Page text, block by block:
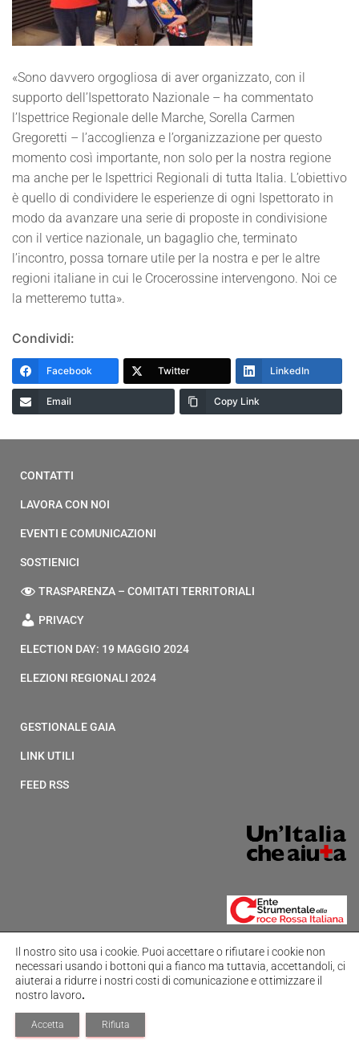
«Sono davvero orgogliosa di aver organizzato, con il
supporto dell’Ispettorato Nazionale – ha commentato
l’Ispettrice Regionale delle Marche, Sorella Carmen
Gregoretti – l’accoglienza e l’organizzazione per questo
momento così importante, non solo per la nostra regione
ma anche per le Ispettrici Regionali di tutta Italia. L’obiettivo
è quello di condividere le esperienze di ogni Ispettorato in
modo da avanzare una serie di proposte in condivisione
con il vertice nazionale, un bagaglio che, terminato
l’incontro, possa tornare utile per la nostra e per le altre
regioni italiane in cui le Crocerossine intervengono. Noi ce
la metteremo tutta».
Condividi:
Facebook Twitter LinkedIn
Email Copy Link
CONTATTI
LAVORA CON NOI
EVENTI E COMUNICAZIONI
SOSTIENICI
TRASPARENZA – COMITATI TERRITORIALI
PRIVACY
ELECTION DAY: 19 MAGGIO 2024
ELEZIONI REGIONALI 2024
GESTIONALE GAIA
LINK UTILI
FEED RSS
800-065510
Hestia | Sviluppato da
Il nostro sito usa i cookie. Puoi accettare o rifiutare i cookie non
necessari usando i bottoni qui a fianco ma tuttavia, accettandoli, ci
aiuterai a ridurre i nostri costi di comunicazione e ottimizzare il
nostro lavoro.
Accetta Rifiuta